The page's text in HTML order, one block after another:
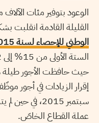
الوعود بتوفير مئات
القليلة القادمة
الوطني للإحصاء لسنة 2015
حيث حافظت الأجور طيلة
إقرار الزيادات في أجور
سبتمبر 2015،
عملة القطاع الخاصّ.